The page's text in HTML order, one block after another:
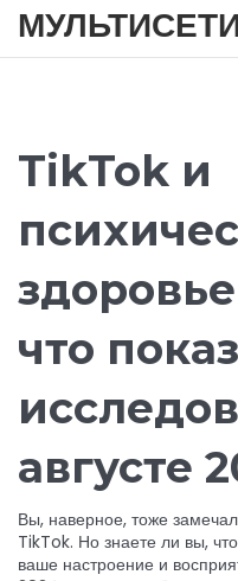
TikTok и
что
августе
Вы, наверное, тоже
TikTok. Но знаете ли вы,
ваше настроение и